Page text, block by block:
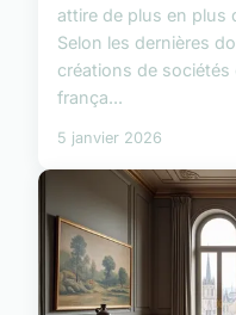
attire de plus en plus
Selon les dernières
créations de
frança...
5 janvier 2026